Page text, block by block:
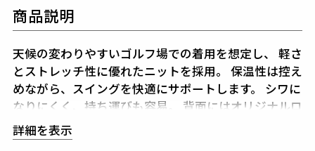
商品説明
天候の変わりやすいゴルフ場での着用を想定し、 軽さ
とストレッチ性に優れたニットを採用。 保温性は控え
めながら、スイングを快適にサポートします。 シワに
なりにくく、持ち運びも容易。 背面にはオリジナルロ
ゴをジャガードで表現し、
存在感を添えました。
詳細を表示